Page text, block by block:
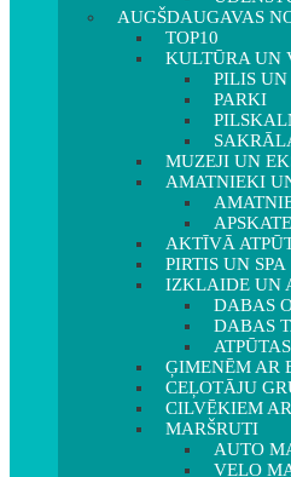
AUGŠDAUGAVAS
TOP10
KULTŪRA UN
PILIS
PARKI
MUZEJI UN
AMATNIEKI
AKTĪVĀ
PIRTIS UN SPA
IZKLAIDE UN
DABAS
DABAS
ĢIMENĒM AR
CEĻOTĀJU
CILVĒKIEM
MARŠRUTI
AUTO
VELO